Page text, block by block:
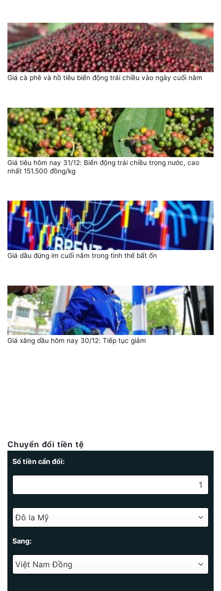
Giá cà phê và hồ tiêu biến động trái chiều vào ngày cuối năm
Giá tiêu hôm nay 31/12: Biến động trái chiều trong nước, cao
nhất 151.500 đồng/kg
Giá dầu đứng im cuối năm trong tình thế bất ổn
Giá xăng dầu hôm nay 30/12: Tiếp tục giảm
Chuyển đổi tiền tệ
Số tiền cẩn đổi:
Sang: